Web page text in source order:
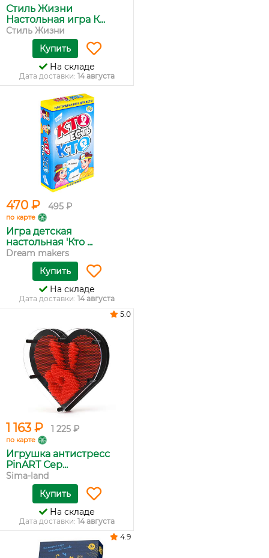
Стиль Жизни
Настольная игра К...
Стиль Жизни
Купить
На складе
Дата доставки: 14 августа
470 ₽ 495 ₽
по карте
Игра детская
настольная 'Кто ...
Dream makers
Купить
На складе
Дата доставки: 14 августа
1 163 ₽ 1 225 ₽
по карте
Игрушка антистресс
PinART Сер...
Sima-land
5.0
Купить
На складе
Дата доставки: 14 августа
4.9